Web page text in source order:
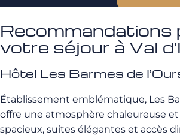
Recommandations
votre séjour à Val
Hôtel Les Barmes de
Établissement emblématique, Les
offre une atmosphère chaleureuse et
spacieux, suites élégantes et accès